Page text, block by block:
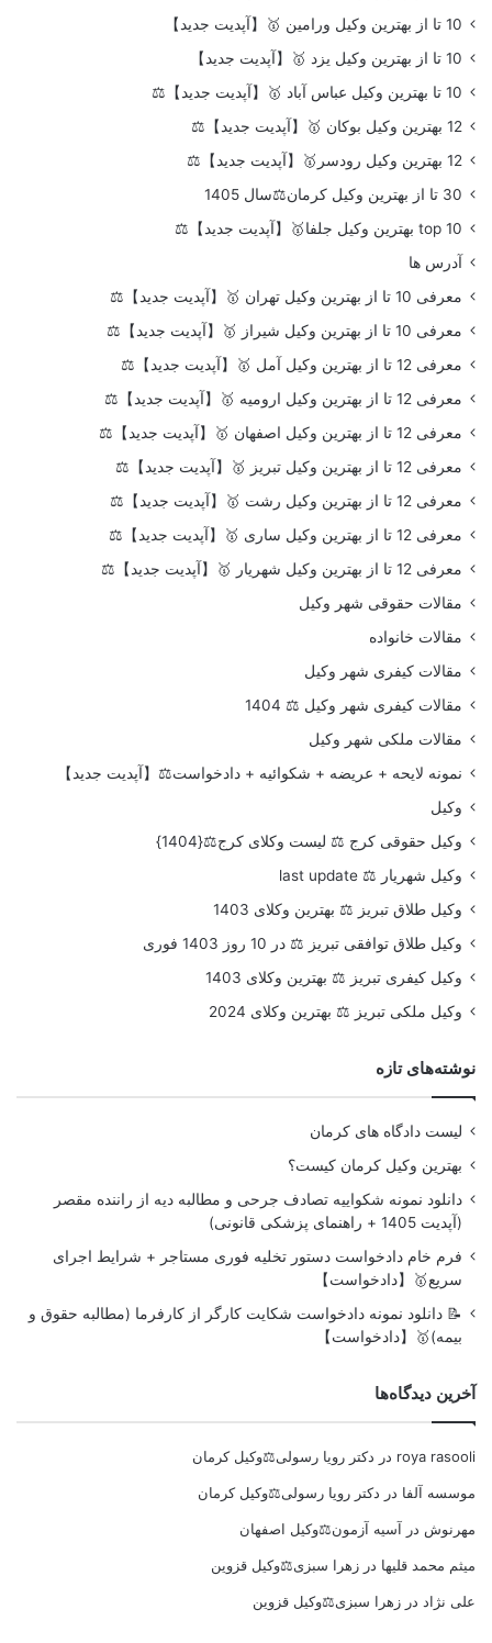
10 تا از بهترین وکیل ورامین 🥇【آپدیت جدید】
10 تا از بهترین وکیل یزد 🥇【آپدیت جدید】
10 تا بهترین وکیل عباس آباد 🥇【آپدیت جدید】⚖️
12 بهترین وکیل بوکان 🥇【آپدیت جدید】⚖️
12 بهترین وکیل رودسر🥇【آپدیت جدید】⚖️
30 تا از بهترین وکیل کرمان⚖️سال 1405
top 10 بهترین وکیل جلفا🥇【آپدیت جدید】⚖️
آدرس ها
معرفی 10 تا از بهترین وکیل تهران 🥇【آپدیت جدید】⚖️
معرفی 10 تا از بهترین وکیل شیراز 🥇【آپدیت جدید】⚖️
معرفی 12 تا از بهترین وکیل آمل 🥇【آپدیت جدید】⚖️
معرفی 12 تا از بهترین وکیل ارومیه 🥇【آپدیت جدید】⚖️
معرفی 12 تا از بهترین وکیل اصفهان 🥇【آپدیت جدید】⚖️
معرفی 12 تا از بهترین وکیل تبریز 🥇【آپدیت جدید】⚖️
معرفی 12 تا از بهترین وکیل رشت 🥇【آپدیت جدید】⚖️
معرفی 12 تا از بهترین وکیل ساری 🥇【آپدیت جدید】⚖️
معرفی 12 تا از بهترین وکیل شهریار 🥇【آپدیت جدید】⚖️
مقالات حقوقی شهر وکیل
مقالات خانواده
مقالات کیفری شهر وکیل
مقالات کیفری شهر وکیل ⚖️ 1404
مقالات ملکی شهر وکیل
نمونه لایحه + عریضه + شکوائیه + دادخواست⚖️【آپدیت جدید】
وکیل
وکیل حقوقی کرج ⚖️ لیست وکلای کرج⚖️{1404}
وکیل شهریار ⚖️ last update
وکیل طلاق تبریز ⚖️ بهترین وکلای 1403
وکیل طلاق توافقی تبریز ⚖️ در 10 روز 1403 فوری
وکیل کیفری تبریز ⚖️ بهترین وکلای 1403
وکیل ملکی تبریز ⚖️ بهترین وکلای 2024
نوشته‌های تازه
لیست دادگاه های کرمان
بهترین وکیل کرمان کیست؟
دانلود نمونه شکواییه تصادف جرحی و مطالبه دیه از راننده مقصر
(آپدیت 1405 + راهنمای پزشکی قانونی)
فرم خام دادخواست دستور تخلیه فوری مستاجر + شرایط اجرای
سریع🥇【دادخواست】
📝 دانلود نمونه دادخواست شکایت کارگر از کارفرما (مطالبه حقوق و
بیمه)🥇【دادخواست】
آخرین دیدگاه‌ها
roya rasooli در دکتر رویا رسولی⚖️وکیل کرمان
موسسه آلفا در دکتر رویا رسولی⚖️وکیل کرمان
مهرنوش در آسیه آزمون⚖️وکیل اصفهان
میثم محمد قلیها در زهرا سبزی⚖️وکیل قزوین
علی نژاد در زهرا سبزی⚖️وکیل قزوین